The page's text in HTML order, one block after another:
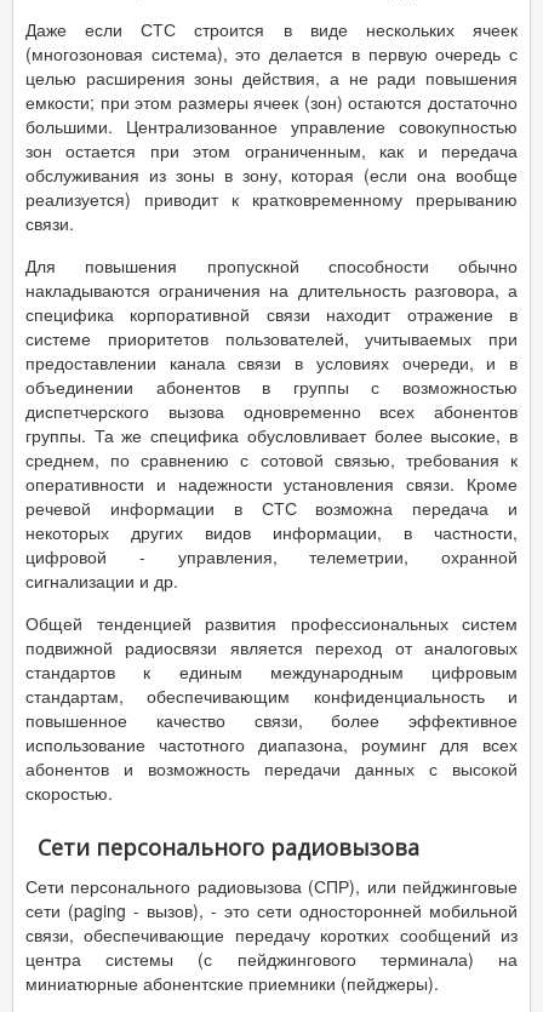
Даже если СТС строится в виде нескольких ячеек
(многозоновая система), это делается в первую очередь с
целью расширения зоны действия, а не ради повышения
емкости; при этом размеры ячеек (зон) остаются достаточно
большими. Централизованное управление совокупностью
зон остается при этом ограниченным, как и передача
обслуживания из зоны в зону, которая (если она вообще
реализуется) приводит к кратковременному прерыванию
связи.
Для повышения пропускной способности обычно
накладываются ограничения на длительность разговора, а
специфика корпоративной связи находит отражение в
системе приоритетов пользователей, учитываемых при
предоставлении канала связи в условиях очереди, и в
объединении абонентов в группы с возможностью
диспетчерского вызова одновременно всех абонентов
группы. Та же специфика обусловливает более высокие, в
среднем, по сравнению с сотовой связью, требования к
оперативности и надежности установления связи. Кроме
речевой информации в СТС возможна передача и
некоторых других видов информации, в частности,
цифровой - управления, телеметрии, охранной
сигнализации и др.
Общей тенденцией развития профессиональных систем
подвижной радиосвязи является переход от аналоговых
стандартов к единым международным цифровым
стандартам, обеспечивающим конфиденциальность и
повышенное качество связи, более эффективное
использование частотного диапазона, роуминг для всех
абонентов и возможность передачи данных с высокой
скоростью.
Сети персонального радиовызова
Сети персонального радиовызова (СПР), или пейджинговые
сети (paging - вызов), - это сети односторонней мобильной
связи, обеспечивающие передачу коротких сообщений из
центра системы (с пейджингового терминала) на
миниатюрные абонентские приемники (пейджеры).